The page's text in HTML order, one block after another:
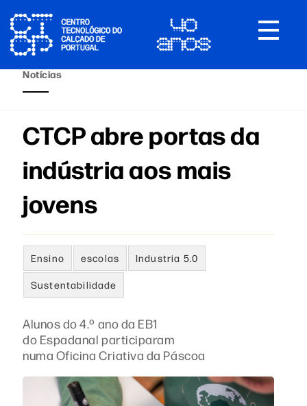
Toggle
Notícias
CTCP abre portas da
indústria aos mais
jovens
Ensino escolas Industria 5.0
Sustentabilidade
Alunos do 4.º ano da EB1
do Espadanal participaram
numa Oficina Criativa da Páscoa